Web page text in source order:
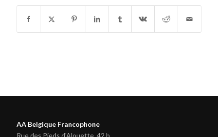
AA Belgique Francophone
Rue des Pieds d'Alouette, 42 b